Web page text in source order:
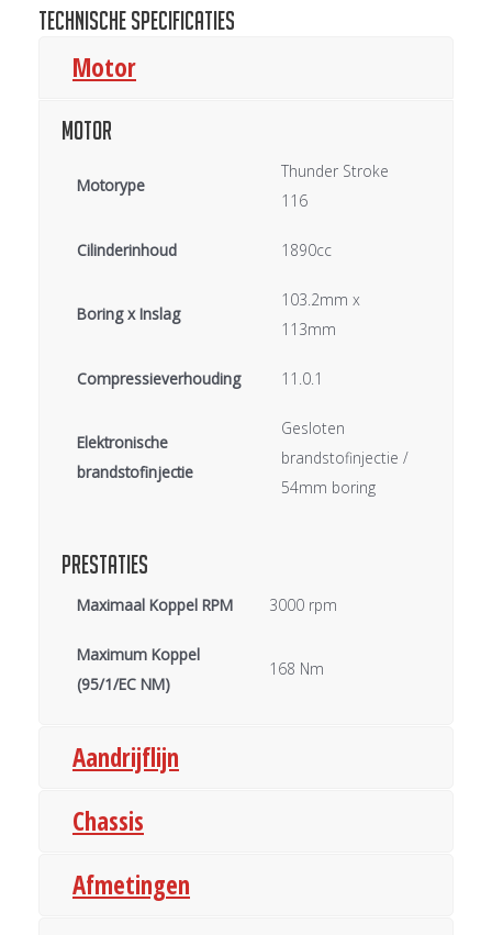
Technische specificaties
Motor
Motor
Motorype
Thunder Stroke
116
Cilinderinhoud 1890cc
Boring x Inslag
103.2mm x
113mm
Compressieverhouding 11.0.1
Elektronische
brandstofinjectie
Gesloten
brandstofinjectie /
54mm boring
Prestaties
Maximaal Koppel RPM 3000 rpm
Maximum Koppel
(95/1/EC NM)
168 Nm
Aandrijflijn
Chassis
Afmetingen